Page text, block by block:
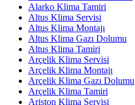
Alarko Klima Tamiri
Altus Klima Servisi
Altus Klima Montajı
Altus Klima Gazı Dolumu
Altus Klima Tamiri
Arçelik Klima Servisi
Arçelik Klima Montajı
Arçelik Klima Gazı Dolumu
Arçelik Klima Tamiri
Ariston Klima Servisi